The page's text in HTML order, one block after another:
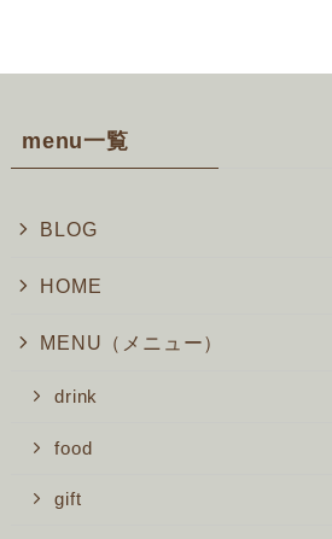
menu一覧
BLOG
HOME
MENU（メニュー）
drink
food
gift